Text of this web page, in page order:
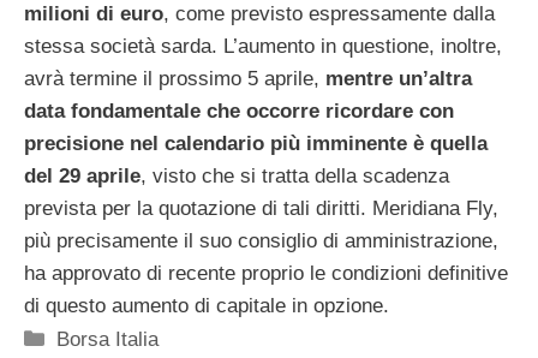
milioni di euro, come previsto espressamente dalla
stessa società sarda. L’aumento in questione, inoltre,
avrà termine il prossimo 5 aprile, mentre un’altra
data fondamentale che occorre ricordare con
precisione nel calendario più imminente è quella
del 29 aprile, visto che si tratta della scadenza
prevista per la quotazione di tali diritti. Meridiana Fly,
più precisamente il suo consiglio di amministrazione,
ha approvato di recente proprio le condizioni definitive
di questo aumento di capitale in opzione.
Categorie
Borsa Italia